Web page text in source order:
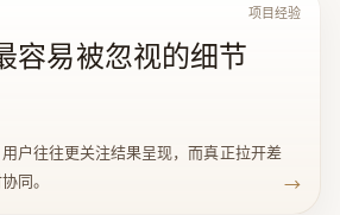
项目经验
容易被忽视的细节
户往往更关注结果呈现，而真正拉开差
同。
→